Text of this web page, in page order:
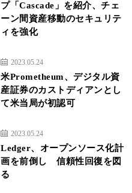
プ「Cascade」を紹介、チェ
ーン間資産移動のセキュリテ
ィを強化
2023.05.24
米Prometheum、デジタル資
産証券のカストディアンとし
て米当局が初認可
2023.05.24
Ledger、オープンソース化計
画を前倒し 信頼性回復を図
る